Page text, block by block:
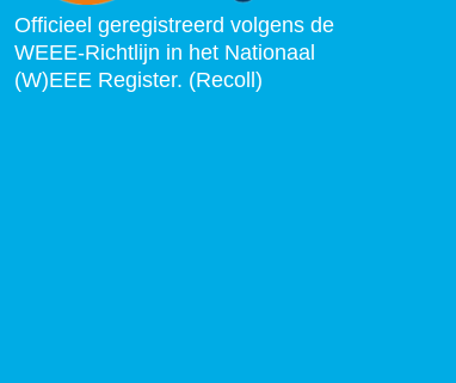
Officieel geregistreerd volgens de
WEEE-Richtlijn in het Nationaal
(W)EEE Register. (Recoll)